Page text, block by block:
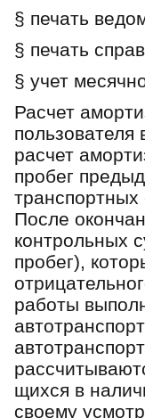
§ печать
§ печать
§ учет
Расчет
расчет
пробег
транспортных
После
контрольных
пробег),
работы
щихся в
своему